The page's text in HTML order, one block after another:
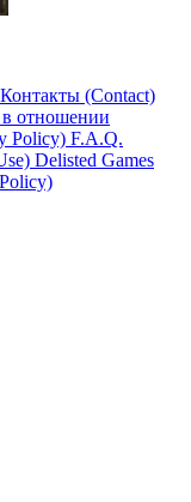
Контакты (Contact)
отношении
Policy) F.A.Q.
Delisted Games